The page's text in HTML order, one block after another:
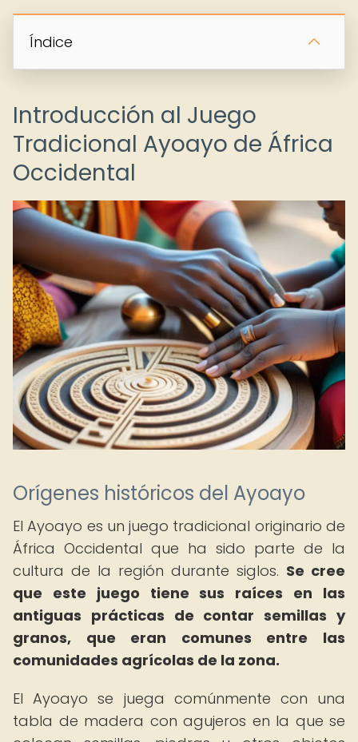
Índice
Introducción al Juego
Tradicional Ayoayo de África
Occidental
Orígenes históricos del Ayoayo
El Ayoayo es un juego tradicional originario de
África Occidental que ha sido parte de la
cultura de la región durante siglos. Se cree
que este juego tiene sus raíces en las
antiguas prácticas de contar semillas y
granos, que eran comunes entre las
comunidades agrícolas de la zona.
El Ayoayo se juega comúnmente con una
tabla de madera con agujeros en la que se